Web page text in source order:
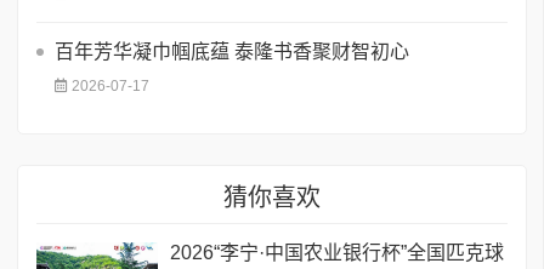
百年芳华凝巾帼底蕴 泰隆书香聚财智初心
2026-07-17
猜你喜欢
2026“李宁·中国农业银行杯”全国匹克球